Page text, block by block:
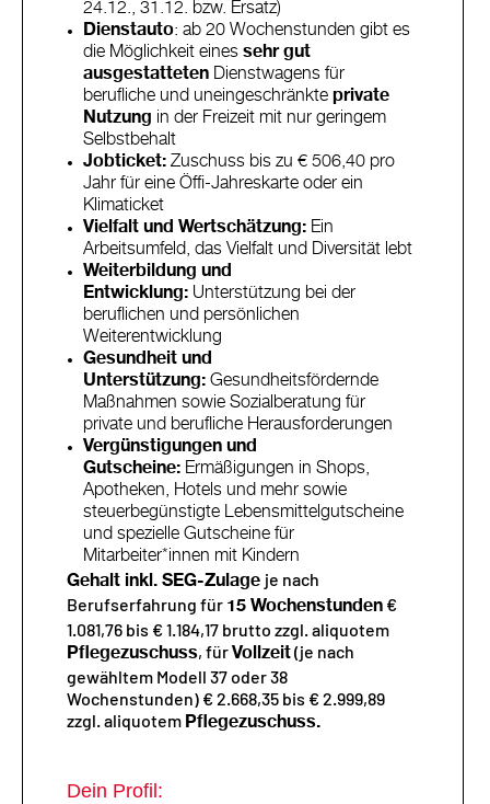
24.12., 31.12. bzw. Ersatz)
Dienstauto: ab 20 Wochenstunden gibt es
die Möglichkeit eines sehr gut
ausgestatteten Dienstwagens für
berufliche und uneingeschränkte private
Nutzung in der Freizeit mit nur geringem
Selbstbehalt
Jobticket: Zuschuss bis zu € 506,40 pro
Jahr für eine Öffi-Jahreskarte oder ein
Klimaticket
Vielfalt und Wertschätzung: Ein
Arbeitsumfeld, das Vielfalt und Diversität lebt
Weiterbildung und
Entwicklung: Unterstützung bei der
beruflichen und persönlichen
Weiterentwicklung
Gesundheit und
Unterstützung: Gesundheitsfördernde
Maßnahmen sowie Sozialberatung für
private und berufliche Herausforderungen
Vergünstigungen und
Gutscheine: Ermäßigungen in Shops,
Apotheken, Hotels und mehr sowie
steuerbegünstigte Lebensmittelgutscheine
und spezielle Gutscheine für
Mitarbeiter*innen mit Kindern
Gehalt inkl. SEG-Zulage je nach
Berufserfahrung für 15 Wochenstunden €
1.081,76 bis € 1.184,17 brutto zzgl. aliquotem
Pflegezuschuss, für Vollzeit(je nach
gewähltem Modell 37 oder 38
Wochenstunden) € 2.668,35 bis € 2.999,89
zzgl. aliquotem Pflegezuschuss.
Dein Profil: